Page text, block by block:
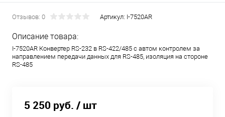
Отзывов: 0 Артикул: I-7520AR
Описание товара:
I-7520AR Конвертер RS-232 в RS-422/485 с автом контролем за
направлением передачи данных для RS-485, изоляция на стороне
RS-485
5 250 руб. / шт